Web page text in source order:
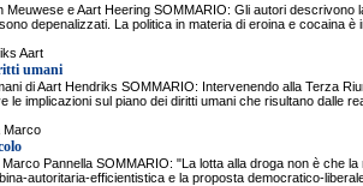
Meuwese e Aart Heering SOMMARIO: Gli autori descrivono
depenalizzati. La politica in materia di eroina e cocaina
Aart
umani
di Aart Hendriks SOMMARIO: Intervenendo alla Terza
le implicazioni sul piano dei diritti umani che risultano dalle
Marco
Pannella SOMMARIO: "La lotta alla droga non è che
autoritaria-efficientistica e la proposta democratico-